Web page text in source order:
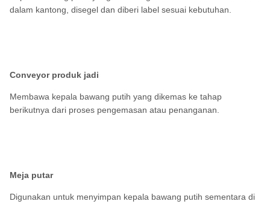
dalam kantong, disegel dan diberi label sesuai kebutuhan.
Conveyor produk jadi
Membawa kepala bawang putih yang dikemas ke tahap
berikutnya dari proses pengemasan atau penanganan.
Meja putar
Digunakan untuk menyimpan kepala bawang putih sementara di